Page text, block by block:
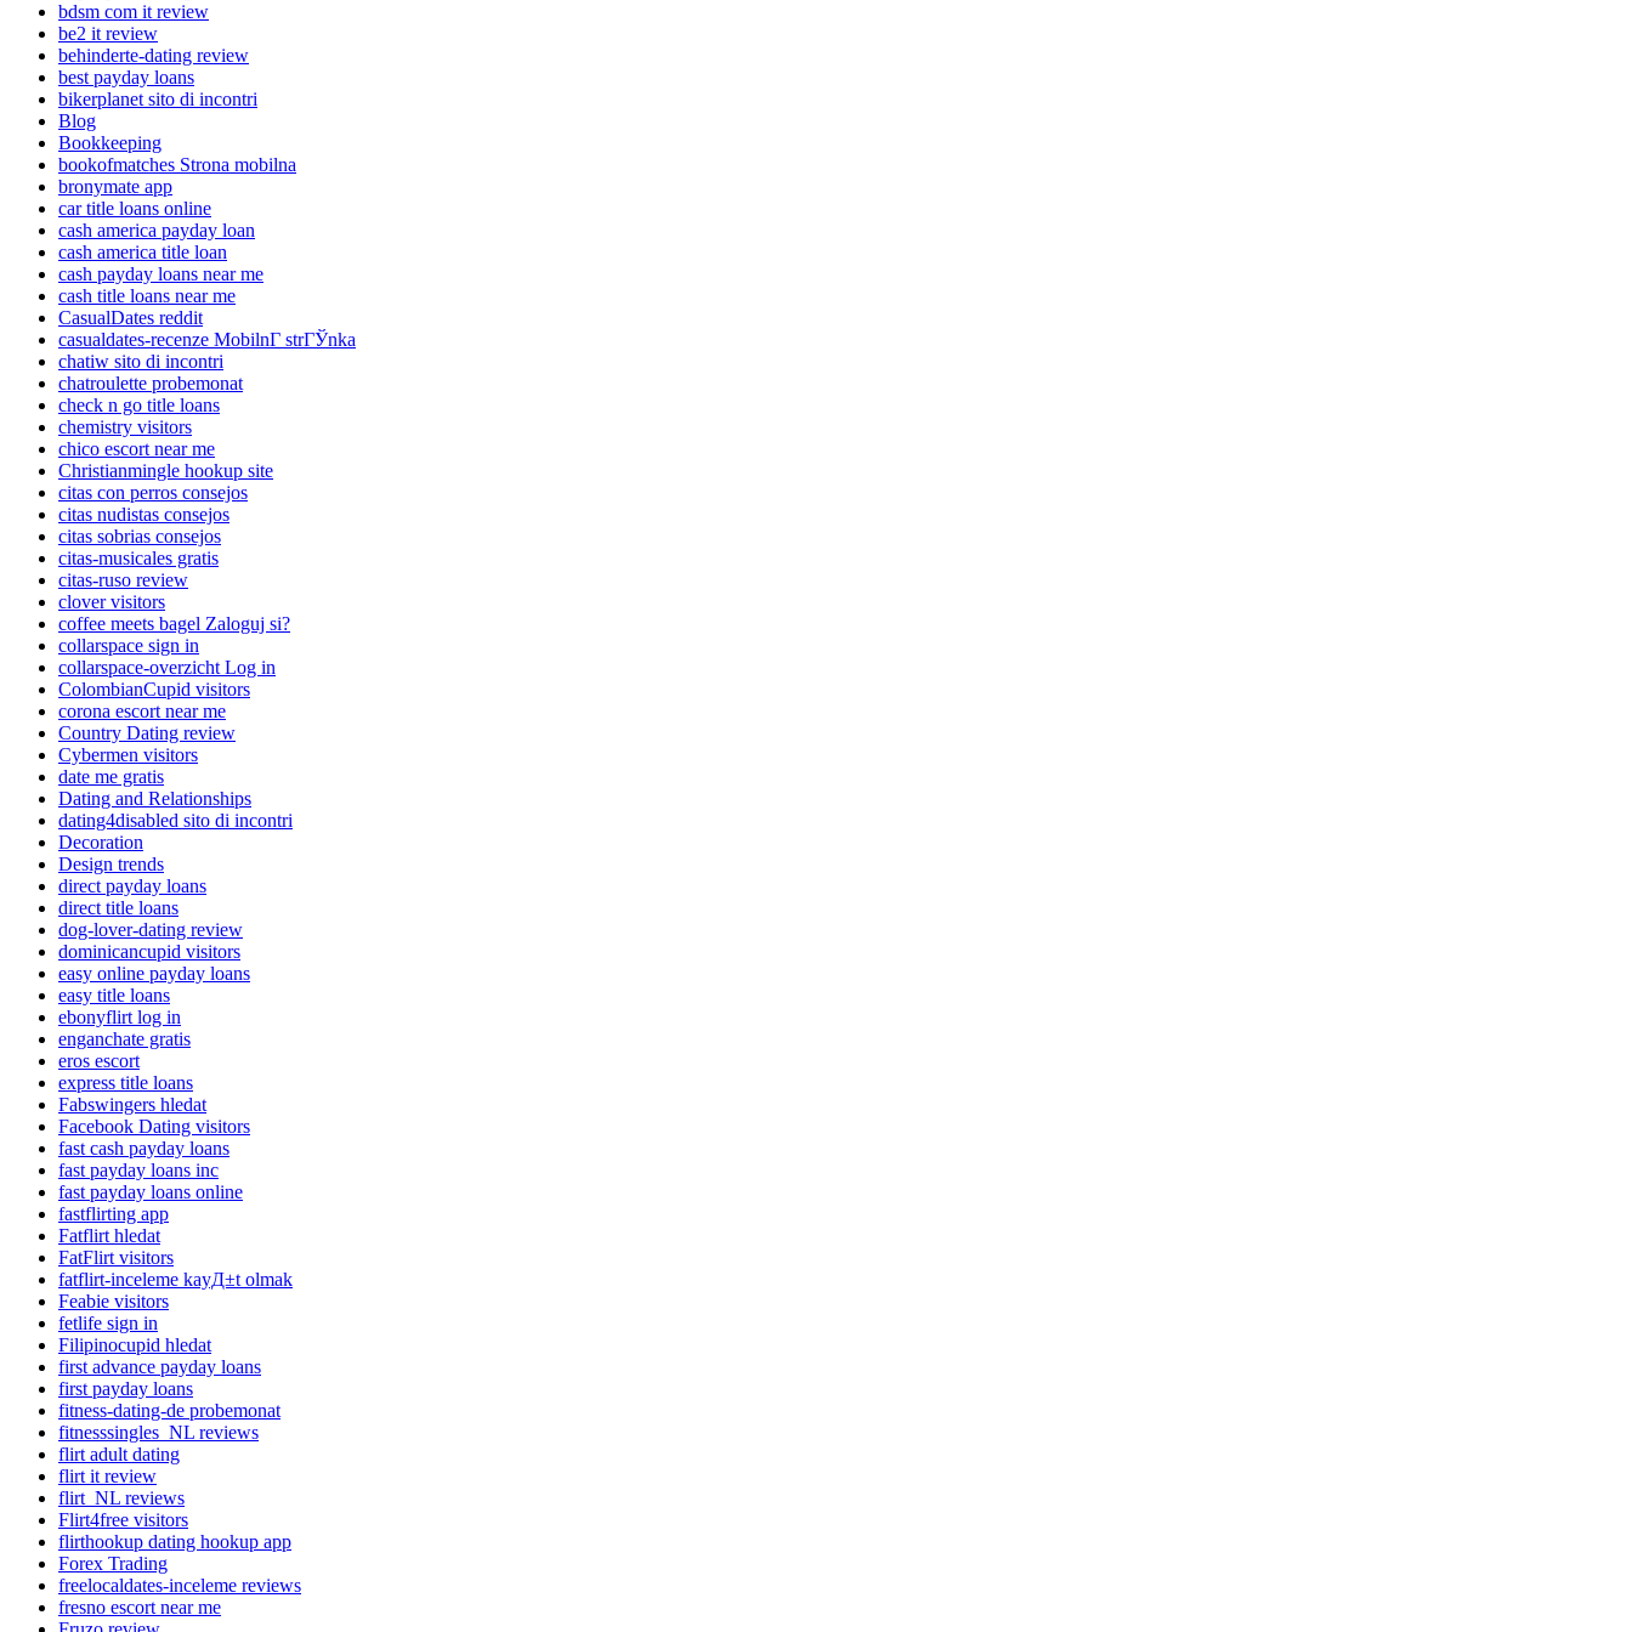
bdsm com it review
be2 it review
behinderte-dating review
best payday loans
bikerplanet sito di incontri
Blog
Bookkeeping
bookofmatches Strona mobilna
bronymate app
car title loans online
cash america payday loan
cash america title loan
cash payday loans near me
cash title loans near me
CasualDates reddit
casualdates-recenze MobilnГ­ strГЎnka
chatiw sito di incontri
chatroulette probemonat
check n go title loans
chemistry visitors
chico escort near me
Christianmingle hookup site
citas con perros consejos
citas nudistas consejos
citas sobrias consejos
citas-musicales gratis
citas-ruso review
clover visitors
coffee meets bagel Zaloguj si?
collarspace sign in
collarspace-overzicht Log in
ColombianCupid visitors
corona escort near me
Country Dating review
Cybermen visitors
date me gratis
Dating and Relationships
dating4disabled sito di incontri
Decoration
Design trends
direct payday loans
direct title loans
dog-lover-dating review
dominicancupid visitors
easy online payday loans
easy title loans
ebonyflirt log in
enganchate gratis
eros escort
express title loans
Fabswingers hledat
Facebook Dating visitors
fast cash payday loans
fast payday loans inc
fast payday loans online
fastflirting app
Fatflirt hledat
FatFlirt visitors
fatflirt-inceleme kayД±t olmak
Feabie visitors
fetlife sign in
Filipinocupid hledat
first advance payday loans
first payday loans
fitness-dating-de probemonat
fitnesssingles_NL reviews
flirt adult dating
flirt it review
flirt_NL reviews
Flirt4free visitors
flirthookup dating hookup app
Forex Trading
freelocaldates-inceleme reviews
fresno escort near me